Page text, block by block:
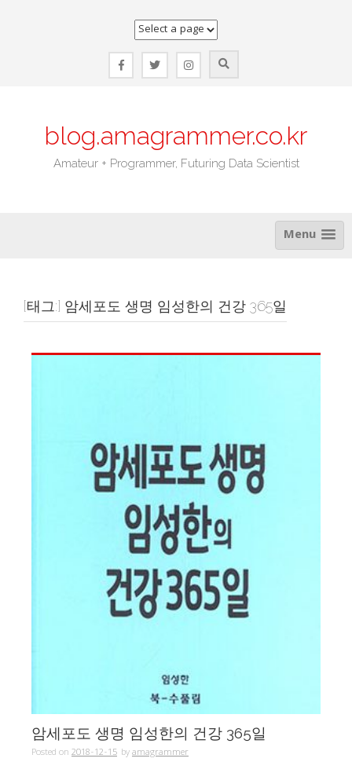
blog.amagrammer.co.kr
Amateur + Programmer, Futuring Data Scientist
Menu
[태그:] 암세포도 생명 임성한의 건강 365일
암세포도 생명 임성한의 건강 365일
Posted on 2018-12-15 byamagrammer